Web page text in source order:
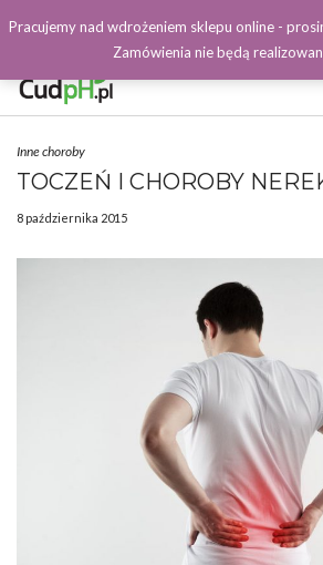
Facebook
Inne choroby
TOCZEŃ I CHOROBY
8 października 2015
Pracujemy nad wdrożeniem sklepu online -
Zamówienia nie będą